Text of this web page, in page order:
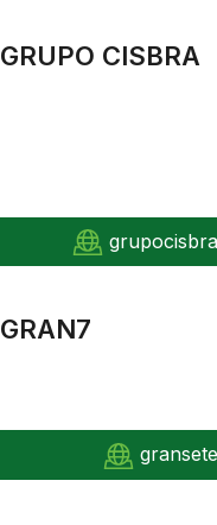
GRUPO CISBRA
GRAN7